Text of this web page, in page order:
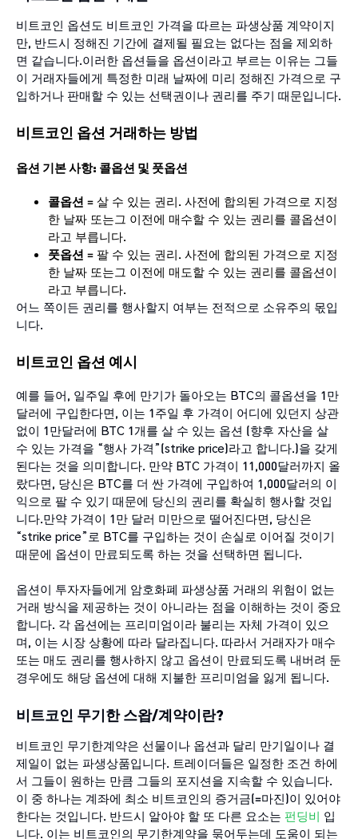
비트코인 옵션도 비트코인 가격을 따르는 파생상품 계약이지
만, 반드시 정해진 기간에 결제될 필요는 없다는 점을 제외하
면 같습니다.이러한 옵션들을 옵션이라고 부르는 이유는 그들
이 거래자들에게 특정한 미래 날짜에 미리 정해진 가격으로 구
입하거나 판매할 수 있는 선택권이나 권리를 주기 때문입니다.
비트코인 옵션 거래하는 방법
옵션 기본 사항: 콜옵션 및 풋옵션
콜옵션 = 살 수 있는 권리. 사전에 합의된 가격으로 지정
한 날짜 또는그 이전에 매수할 수 있는 권리를 콜옵션이
라고 부릅니다.
풋옵션 = 팔 수 있는 권리. 사전에 합의된 가격으로 지정
한 날짜 또는그 이전에 매도할 수 있는 권리를 콜옵션이
라고 부릅니다.
어느 쪽이든 권리를 행사할지 여부는 전적으로 소유주의 몫입
니다.
비트코인 옵션 예시
예를 들어, 일주일 후에 만기가 돌아오는 BTC의 콜옵션을 1만
달러에 구입한다면, 이는 1주일 후 가격이 어디에 있던지 상관
없이 1만달러에 BTC 1개를 살 수 있는 옵션 (향후 자산을 살
수 있는 가격을 “행사 가격”(strike price)라고 합니다.)을 갖게
된다는 것을 의미합니다. 만약 BTC 가격이 11,000달러까지 올
랐다면, 당신은 BTC를 더 싼 가격에 구입하여 1,000달러의 이
익으로 팔 수 있기 때문에 당신의 권리를 확실히 행사할 것입
니다.만약 가격이 1만 달러 미만으로 떨어진다면, 당신은
“strike price”로 BTC를 구입하는 것이 손실로 이어질 것이기
때문에 옵션이 만료되도록 하는 것을 선택하면 됩니다.
옵션이 투자자들에게 암호화폐 파생상품 거래의 위험이 없는
거래 방식을 제공하는 것이 아니라는 점을 이해하는 것이 중요
합니다. 각 옵션에는 프리미엄이라 불리는 자체 가격이 있으
며, 이는 시장 상황에 따라 달라집니다. 따라서 거래자가 매수
또는 매도 권리를 행사하지 않고 옵션이 만료되도록 내버려 둔
경우에도 해당 옵션에 대해 지불한 프리미엄을 잃게 됩니다.
비트코인 무기한 스왑/계약이란?
비트코인 무기한계약은 선물이나 옵션과 달리 만기일이나 결
제일이 없는 파생상품입니다. 트레이더들은 일정한 조건 하에
서 그들이 원하는 만큼 그들의 포지션을 지속할 수 있습니다.
이 중 하나는 계좌에 최소 비트코인의 증거금(=마진)이 있어야
한다는 것입니다. 반드시 알아야 할 또 다른 요소는 펀딩비 입
니다. 이는 비트코인의 무기한계약을 묶어두는데 도움이 되는